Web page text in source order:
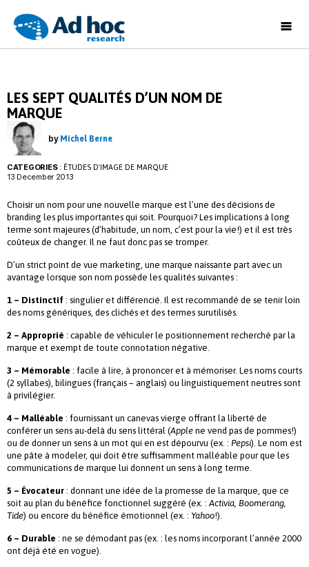
Ad
LES SEPT QUALITÉS D’UN NOM DE
MARQUE
by Michel Berne
CATEGORIES: ÉTUDES D'IMAGE DE MARQUE
13 December 2013
Choisir un nom pour une nouvelle marque est l’une des décisions de
branding les plus importantes qui soit. Pourquoi? Les implications à long
terme sont majeures (d’habitude, un nom, c’est pour la vie!) et il est très
coûteux de changer. Il ne faut donc pas se tromper.
D’un strict point de vue marketing, une marque naissante part avec un
avantage lorsque son nom possède les qualités suivantes :
1 – Distinctif : singulier et différencié. Il est recommandé de se tenir loin
des noms génériques, des clichés et des termes surutilisés.
2 – Approprié : capable de véhiculer le positionnement recherché par la
marque et exempt de toute connotation négative.
3 – Mémorable : facile à lire, à prononcer et à mémoriser. Les noms courts
(2 syllabes), bilingues (français – anglais) ou linguistiquement neutres sont
à privilégier.
4 – Malléable : fournissant un canevas vierge offrant la liberté de
conférer un sens au-delà du sens littéral (Apple ne vend pas de pommes!)
ou de donner un sens à un mot qui en est dépourvu (ex. : Pepsi). Le nom est
une pâte à modeler, qui doit être suffisamment malléable pour que les
communications de marque lui donnent un sens à long terme.
5 – Évocateur : donnant une idée de la promesse de la marque, que ce
soit au plan du bénéfice fonctionnel suggéré (ex. : Activia, Boomerang,
Tide) ou encore du bénéfice émotionnel (ex. : Yahoo!).
6 – Durable : ne se démodant pas (ex. : les noms incorporant l’année 2000
ont déjà été en vogue).